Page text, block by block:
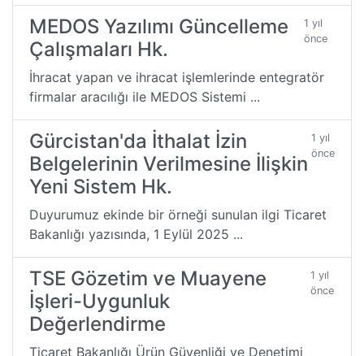
MEDOS Yazılımı Güncelleme
Çalışmaları Hk.
1 yıl
önce
İhracat yapan ve ihracat işlemlerinde entegratör
firmalar aracılığı ile MEDOS Sistemi ...
Gürcistan'da İthalat İzin
Belgelerinin Verilmesine İlişkin
Yeni Sistem Hk.
1 yıl
önce
Duyurumuz ekinde bir örneği sunulan ilgi Ticaret
Bakanlığı yazısında, 1 Eylül 2025 ...
TSE Gözetim ve Muayene
İşleri-Uygunluk
Değerlendirme
1 yıl
önce
Ticaret Bakanlığı Ürün Güvenliği ve Denetimi